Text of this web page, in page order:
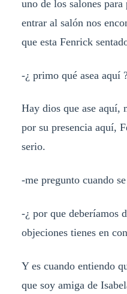
uno de los salones
entrar al salón nos
que esta Fenrick
-¿ primo qué asea aquí
Hay dios que ase aquí,
por su presencia aquí,
serio.
-me pregunto cuando
-¿ por que deberíamos
objeciones tienes en
Y es cuando entiendo
que soy amiga de